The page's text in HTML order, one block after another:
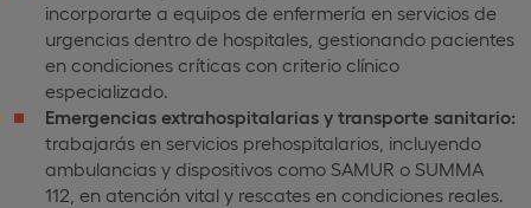
incorporarte a equipos de enfermería en servicios de
urgencias dentro de hospitales, gestionando pacientes
en condiciones críticas con criterio clínico
especializado.
Emergencias extrahospitalarias y transporte sanitario:
trabajarás en servicios prehospitalarios, incluyendo
ambulancias y dispositivos como SAMUR o SUMMA
112, en atención vital y rescates en condiciones reales.